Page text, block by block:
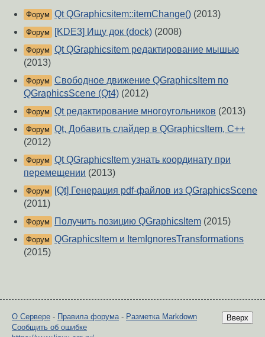
Форум Qt QGraphicsitem::itemChange() (2013)
Форум [KDE3] Ищу док (dock) (2008)
Форум Qt QGraphicsitem редактирование мышью
(2013)
Форум Свободное движение QGraphicsItem по
QGraphicsScene (Qt4) (2012)
Форум Qt редактирование многоугольников (2013)
Форум Qt, Добавить слайдер в QGraphicsItem, C++
(2012)
Форум Qt QGraphicsItem узнать координату при
перемещении (2013)
Форум
[Qt] Генерация pdf-файлов из QGraphicsScene
(2011)
Форум Получить позицию QGraphicsItem (2015)
Форум QGraphicsItem и ItemIgnoresTransformations
(2015)
Вверх
О Сервере - Правила форума- Разметка Markdown
Сообщить об ошибке